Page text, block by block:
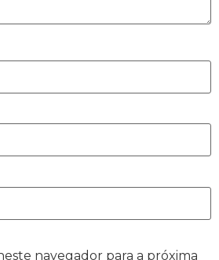
navegador para a próxima